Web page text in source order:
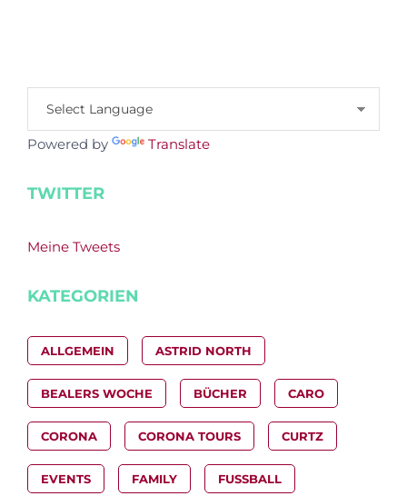
Powered by Translate
TWITTER
Meine Tweets
KATEGORIEN
ALLGEMEIN ASTRID NORTH
BEALERS WOCHE BÜCHER CARO
CORONA CORONA TOURS CURTZ
EVENTS FAMILY FUSSBALL